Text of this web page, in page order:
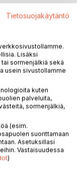
ilmaisua, että
maailman,
tällä kertaa
se kertoo,
surumme.
että
myös
myös olla.
näemme
Tietosuojakäytäntö
Lisäksi
sormenjälkiä sekä
usein sivustollamme
kuten
palveluita,
sormenjälkiä,
(esim.
suorittamaan
Asetuksillasi
Vastaisuudessa
)